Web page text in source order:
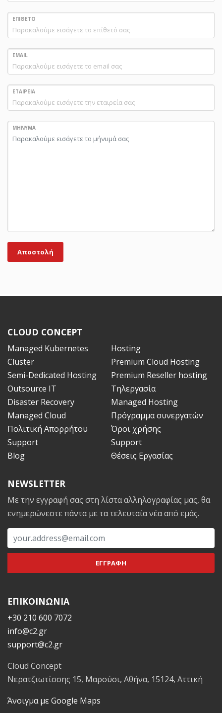
ΕΠΙΘΕΤΟ
EMAIL
ΕΤΑΙΡΕΙΑ
ΜΗΝΥΜΑ
Αποστολή
CLOUD CONCEPT
Managed Kubernetes
Cluster
Hosting
Premium Cloud Hosting
Semi-Dedicated Hosting
Premium Reseller hosting
Outsource ΙT
Τηλεργασία
Disaster Recovery
Managed Hosting
Managed Cloud
Πρόγραμμα συνεργατών
Πολιτική Απορρήτου
Όροι χρήσης
Support
Support
Blog
Θέσεις Εργασίας
NEWSLETTER
Με την εγγραφή σας στη λίστα αλληλογραφίας μας, θα
ενημερώνεστε πάντα με τα τελευταία νέα από εμάς.
ΕΠΙΚΟΙΝΩΝΙΑ
+30 210 600 7072
info@c2.gr
support@c2.gr
Cloud Concept
Νερατζιωτίσσης 15, Μαρούσι, Αθήνα, 15124, Αττική
Άνοιγμα με Google Maps